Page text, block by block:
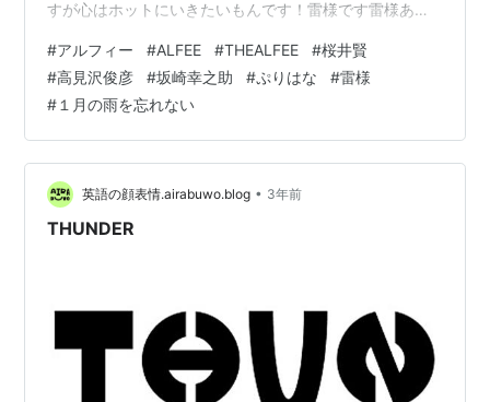
すが心はホットにいきたいもんです！雷様です雷様あり
な？賢さんの誕生日！！ライセンス、ケートラと、メン
バーからそして公式インスタ、お祝いされてましたね
～！！ますます春が待ち遠しい！！ 【中古】パンフレッ
ト(ライブ・コンサート) ≪パンフレット(ライブ)≫ パン
フ)THE ALFEE Travelin’ band 30th anniversary 20…
#アルフィー #ALFEE #THEALFEE #桜井賢
#高見沢俊彦 #坂崎幸之助 #ぷりはな #雷様
# １月の雨を忘れない
英語の顔表情.airabuwo.blog • 3年前
THUNDER